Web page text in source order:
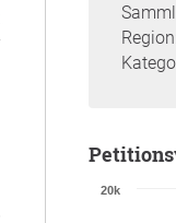
20k